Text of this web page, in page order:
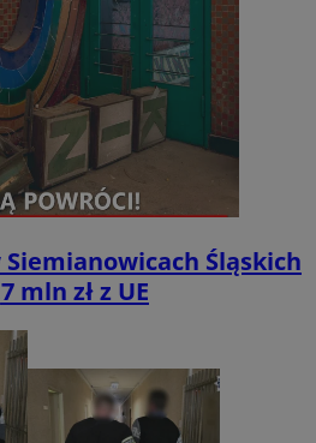
Śląskich
mln zł z UE